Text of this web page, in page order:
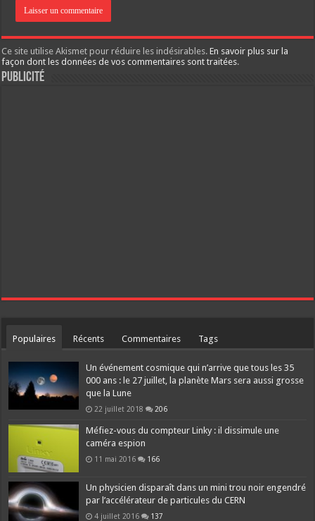
Ce site utilise Akismet pour réduire les indésirables.En savoir plus sur la
façon dont les données de vos commentaires sont traitées.
Publicité
Populaires Récents Commentaires Tags
Un événement cosmique qui n’arrive que tous les 35
000 ans : le 27 juillet, la planète Mars sera aussi grosse
que la Lune
22 juillet 2018 206
Méfiez-vous du compteur Linky : il dissimule une
caméra espion
11 mai 2016 166
Un physicien disparaît dans un mini trou noir engendré
par l’accélérateur de particules du CERN
4 juillet 2016 137